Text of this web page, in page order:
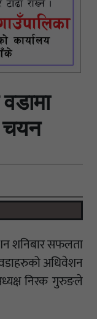
चयन
शनिबार सफलता
अधिवेशन
निरक गुरुङले